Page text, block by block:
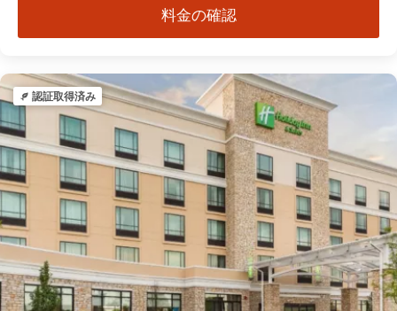
料金の確認
認証取得済み